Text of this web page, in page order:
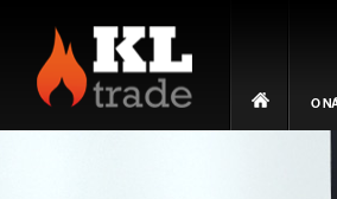
MYSTIC
KL trade